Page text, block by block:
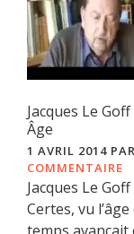
Jacques Le
Âge
1 AVRIL 2014 PAR
COMMENTAIRE
Jacques Le Goff
Certes, vu